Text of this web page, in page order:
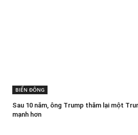
BIỂN ĐÔNG
Sau 10 năm, ông Trump thăm lại một
mạnh hơn